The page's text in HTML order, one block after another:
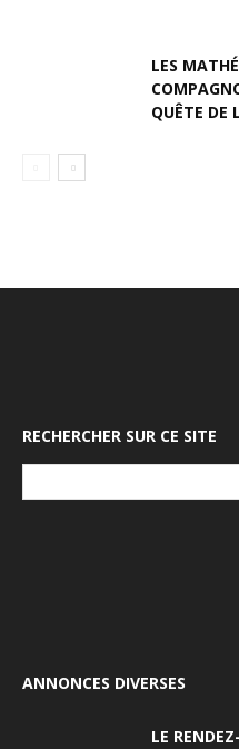
LES
QUÊTE DE
RECHERCHER SUR CE SITE
ANNONCES DIVERSES
LE